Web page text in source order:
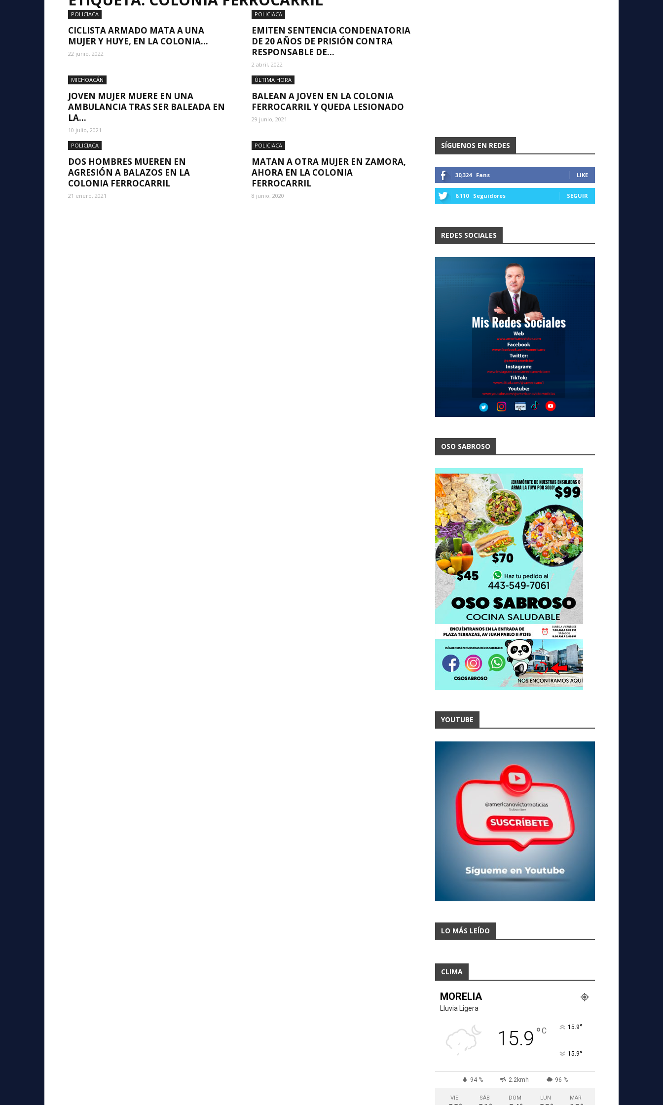
POLICIACA
CICLISTA ARMADO MATA A UNA
MUJER Y HUYE, EN LA COLONIA...
22 junio, 2022
POLICIACA
EMITEN SENTENCIA CONDENATORIA
DE 20 AÑOS DE PRISIÓN CONTRA
RESPONSABLE DE...
2 abril, 2022
MICHOACÁN
JOVEN MUJER MUERE EN UNA
AMBULANCIA TRAS SER BALEADA EN
LA...
10 julio, 2021
ÚLTIMA HORA
BALEAN A JOVEN EN LA COLONIA
FERROCARRIL Y QUEDA LESIONADO
29 junio, 2021
POLICIACA
DOS HOMBRES MUEREN EN
AGRESIÓN A BALAZOS EN LA
COLONIA FERROCARRIL
21 enero, 2021
POLICIACA
MATAN A OTRA MUJER EN ZAMORA,
AHORA EN LA COLONIA
FERROCARRIL
8 junio, 2020
SÍGUENOS EN REDES
30,324 Fans LIKE
6,110 Seguidores SEGUIR
REDES SOCIALES
OSO SABROSO
YOUTUBE
LO MÁS LEÍDO
CLIMA
MORELIA
Lluvia Ligera
15.9 °C 15.9°
15.9°
94 % 2.2kmh 96 %
VIE SÁB DOM LUN MAR